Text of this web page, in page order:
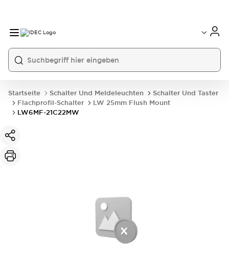
Startseite Schalter Und Meldeleuchten
Schalter Und Taster
Flachprofil-Schalter
LW 25mm Flush Mount
LW6MF-21C22MW